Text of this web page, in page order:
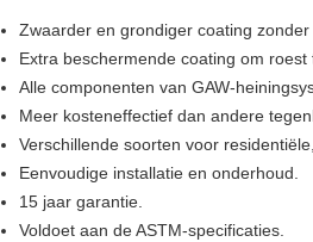
Zwaarder en grondiger coating
Extra beschermende coating om roest
Alle componenten van GAW-
Meer kosteneffectief dan andere
Verschillende soorten voor
Eenvoudige installatie en onderhoud.
15 jaar garantie.
Voldoet aan de ASTM-specificaties.